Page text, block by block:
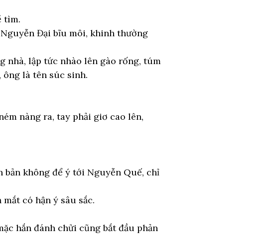
tìm.
Đại bĩu môi, khinh thường
nhà, lập tức nhào lên gào rống, túm
ông là tên súc sinh.
nàng ra, tay phải giơ cao lên,
bản không để ý tới Nguyễn Quế, chỉ
có hận ý sâu sắc.
hắn đánh chửi cũng bắt đầu phản